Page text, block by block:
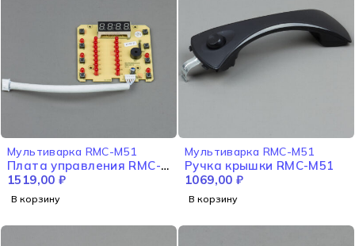
Мультиварка RMC-M51
Плата управления RMC-
M51
1519,00 ₽
В корзину
Мультиварка RMC-M51
Ручка крышки RMC-M51
1069,00 ₽
В корзину